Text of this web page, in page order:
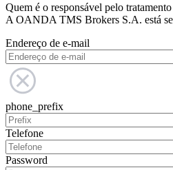
Quem é o responsável pelo
A OANDA TMS Brokers S.A. está
Endereço de e-mail
phone_prefix
Telefone
Password